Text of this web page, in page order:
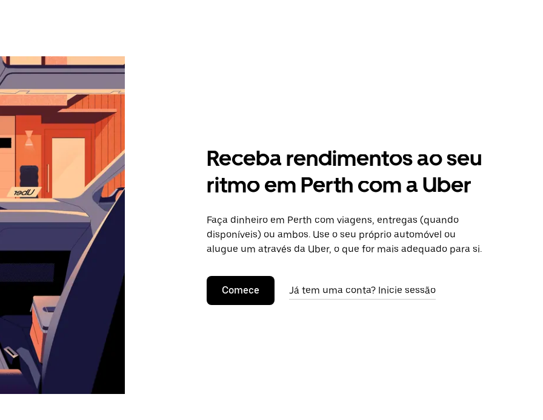
Receba rendimentos ao seu
ritmo em Perth com a Uber
Faça dinheiro em Perth com viagens, entregas (quando
disponíveis) ou ambos. Use o seu próprio automóvel ou
alugue um através da Uber, o que for mais adequado para si.
Comece Já tem uma conta? Inicie sessão